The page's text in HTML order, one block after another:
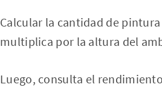
Calcular la cantidad de
multiplica por la altura del
Luego, consulta el